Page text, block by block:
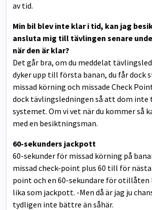
av tid.
Min bil blev inte klar i tid, kan jag
ansluta mig till tävlingen senare
när den är klar?
Det går bra, om du meddelat
dyker upp till första banan, du får dock
missad körning och missade Check
dock tävlingsledningen så att dom inte
systemet. Om vi vet när du kommer så
med en besiktningsman.
60-sekunders jackpott
60-sekunder för missad körning på
missad check-point plus 60 till för nästa
point och en 60-sekundare för otillåten
lika som jackpott. -Men då är jag ju
tydligen inte bättre än såhär.